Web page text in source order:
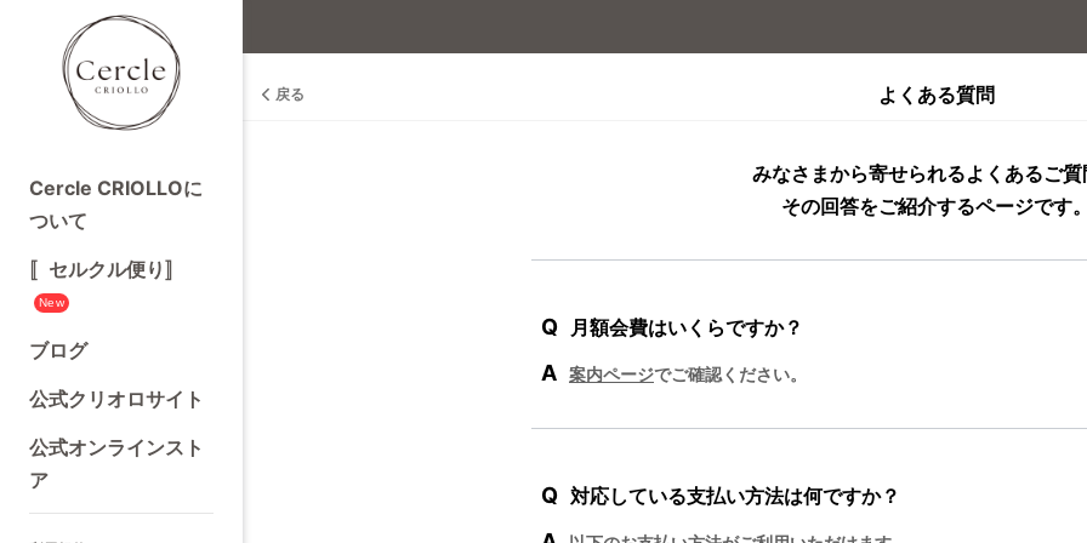
Cercle CRIOLLOに
ついて
〚セルクル便り〛
New
ブログ
公式クリオロサイト
公式オンラインスト
ア
戻る よくある質問
みなさまから寄せられるよくあるご質
その回答をご紹介するページです。
Q 月額会費はいくらですか？
A 案内ページでご確認ください。
Q 対応している支払い方法は何ですか？